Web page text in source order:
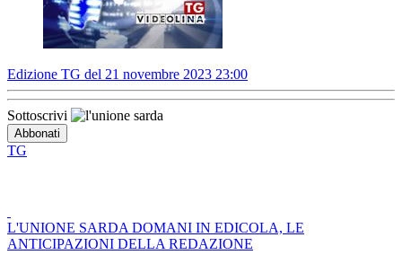
Edizione TG del 21 novembre 2023 23:00
Sottoscrivi
TG
L'UNIONE SARDA DOMANI IN EDICOLA, LE
ANTICIPAZIONI DELLA REDAZIONE